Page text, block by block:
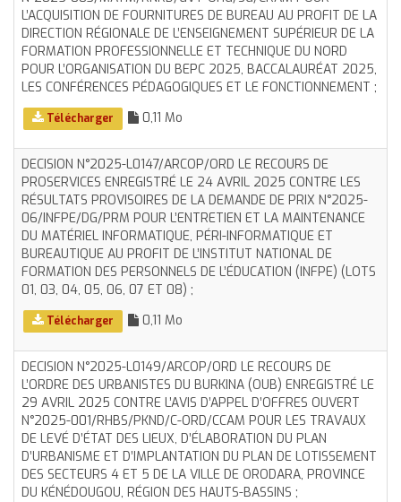
L’ACQUISITION DE FOURNITURES DE BUREAU AU PROFIT DE LA
DIRECTION RÉGIONALE DE L’ENSEIGNEMENT SUPÉRIEUR DE LA
FORMATION PROFESSIONNELLE ET TECHNIQUE DU NORD
POUR L’ORGANISATION DU BEPC 2025, BACCALAURÉAT 2025,
LES CONFÉRENCES PÉDAGOGIQUES ET LE FONCTIONNEMENT ;
Télécharger 0,11 Mo
DECISION N°2025-L0147/ARCOP/ORD LE RECOURS DE
PROSERVICES ENREGISTRÉ LE 24 AVRIL 2025 CONTRE LES
RÉSULTATS PROVISOIRES DE LA DEMANDE DE PRIX N°2025-
06/INFPE/DG/PRM POUR L’ENTRETIEN ET LA MAINTENANCE
DU MATÉRIEL INFORMATIQUE, PÉRI-INFORMATIQUE ET
BUREAUTIQUE AU PROFIT DE L’INSTITUT NATIONAL DE
FORMATION DES PERSONNELS DE L’ÉDUCATION (INFPE) (LOTS
01, 03, 04, 05, 06, 07 ET 08) ;
Télécharger 0,11 Mo
DECISION N°2025-L0149/ARCOP/ORD LE RECOURS DE
L’ORDRE DES URBANISTES DU BURKINA (OUB) ENREGISTRÉ LE
29 AVRIL 2025 CONTRE L’AVIS D’APPEL D’OFFRES OUVERT
N°2025-001/RHBS/PKND/C-ORD/CCAM POUR LES TRAVAUX
DE LEVÉ D’ÉTAT DES LIEUX, D’ÉLABORATION DU PLAN
D’URBANISME ET D’IMPLANTATION DU PLAN DE LOTISSEMENT
DES SECTEURS 4 ET 5 DE LA VILLE DE ORODARA, PROVINCE
DU KÉNÉDOUGOU, RÉGION DES HAUTS-BASSINS ;